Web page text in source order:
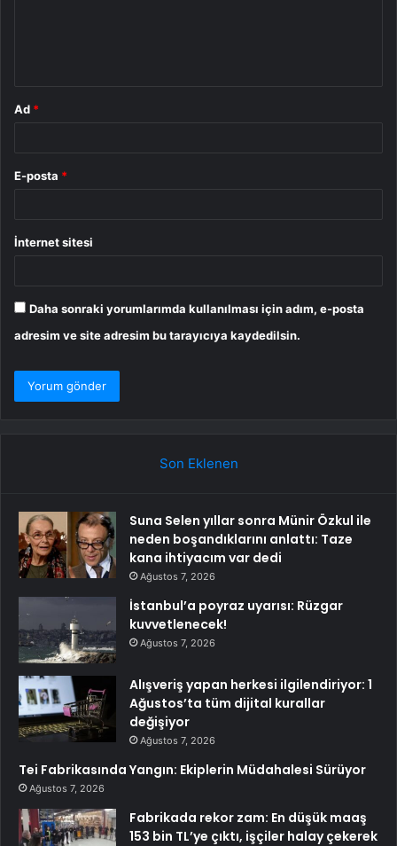
Ad *
E-posta *
İnternet sitesi
Daha sonraki yorumlarımda kullanılması için adım, e-posta
adresim ve site adresim bu tarayıcıya kaydedilsin.
Son Eklenen
Suna Selen yıllar sonra Münir Özkul ile
neden boşandıklarını anlattı: Taze
kana ihtiyacım var dedi
Ağustos 7, 2026
İstanbul’a poyraz uyarısı: Rüzgar
kuvvetlenecek!
Ağustos 7, 2026
Alışveriş yapan herkesi ilgilendiriyor: 1
Ağustos’ta tüm dijital kurallar
değişiyor
Ağustos 7, 2026
Tei Fabrikasında Yangın: Ekiplerin Müdahalesi Sürüyor
Ağustos 7, 2026
Fabrikada rekor zam: En düşük maaş
153 bin TL’ye çıktı, işçiler halay çekerek